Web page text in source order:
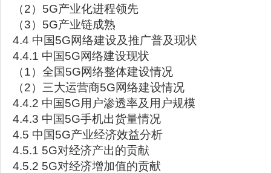
（2）5G产业化进程领先
（3）5G产业链成熟
4.4 中国5G网络建设及推广普及现状
4.4.1 中国5G网络建设现状
（1）全国5G网络整体建设情况
（2）三大运营商5G网络建设情况
4.4.2 中国5G用户渗透率及用户规模
4.4.3 中国5G手机出货量情况
4.5 中国5G产业经济效益分析
4.5.1 5G对经济产出的贡献
4.5.2 5G对经济增加值的贡献